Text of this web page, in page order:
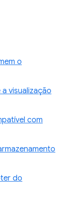
o
visualização
com
do